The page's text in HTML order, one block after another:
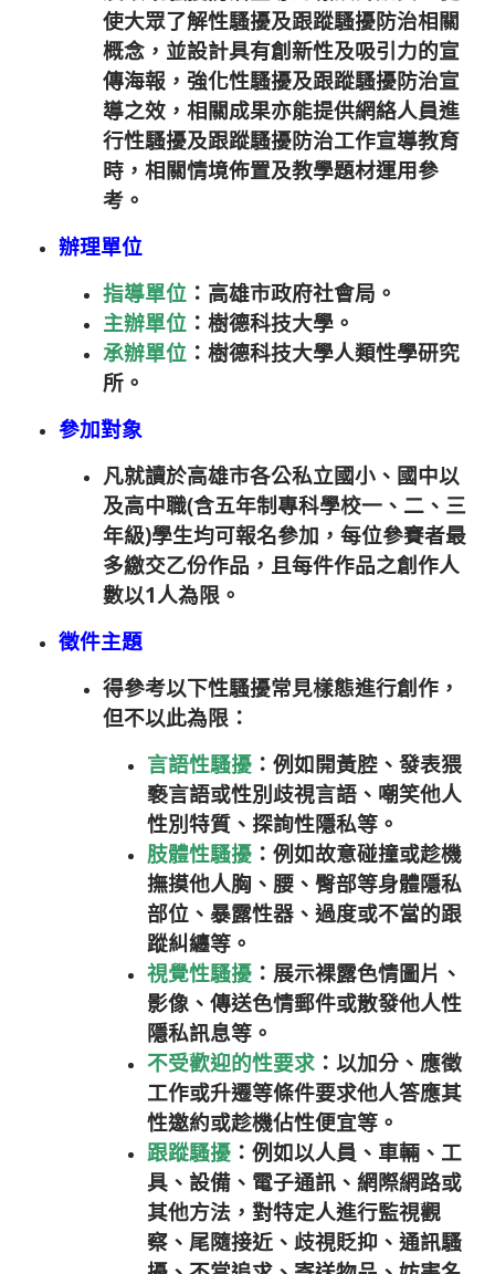
使大眾了解性騷擾及跟蹤騷擾防治相關
概念，並設計具有創新性及吸引力的宣
傳海報，強化性騷擾及跟蹤騷擾防治宣
導之效，相關成果亦能提供網絡人員進
行性騷擾及跟蹤騷擾防治工作宣導教育
時，相關情境佈置及教學題材運用參
考。
辦理單位
指導單位 ：高雄市政府社會局。
主辦單位 ：樹德科技大學。
承辦單位 ：樹德科技大學人類性學研究
所。
參加對象
凡就讀於高雄市各公私立國小、國中以
及高中職(含五年制專科學校一、二、三
年級)學生均可報名參加，每位參賽者最
多繳交乙份作品，且每件作品之創作人
數以1人為限。
徵件主題
得參考以下性騷擾常見樣態進行創作，
但不以此為限：
言語性騷擾 ：例如開黃腔、發表猥
褻言語或性別歧視言語、嘲笑他人
性別特質、探詢性隱私等。
肢體性騷擾 ：例如故意碰撞或趁機
撫摸他人胸、腰、臀部等身體隱私
部位、暴露性器、過度或不當的跟
蹤糾纏等。
視覺性騷擾 ：展示裸露色情圖片、
影像、傳送色情郵件或散發他人性
隱私訊息等。
不受歡迎的性要求 ：以加分、應徵
工作或升遷等條件要求他人答應其
性邀約或趁機佔性便宜等。
跟蹤騷擾 ：例如以人員、車輛、工
具、設備、電子通訊、網際網路或
其他方法，對特定人進行監視觀
察、尾隨接近、歧視貶抑、通訊騷